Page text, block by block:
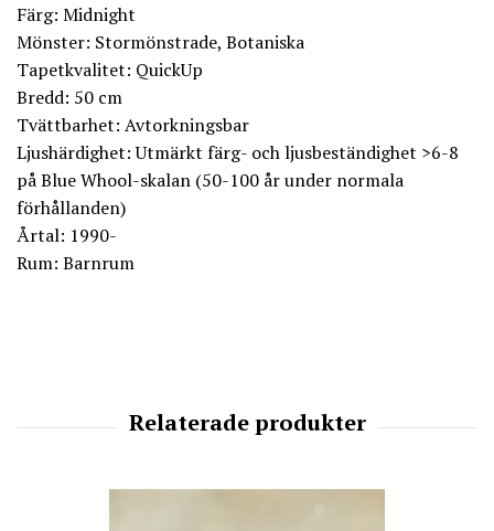
Färg: Midnight
Mönster: Stormönstrade, Botaniska
Tapetkvalitet: QuickUp
Bredd: 50 cm
Tvättbarhet: Avtorkningsbar
Ljushärdighet: Utmärkt färg- och ljusbeständighet >6-8
på Blue Whool-skalan (50-100 år under normala
förhållanden)
Årtal: 1990-
Rum: Barnrum